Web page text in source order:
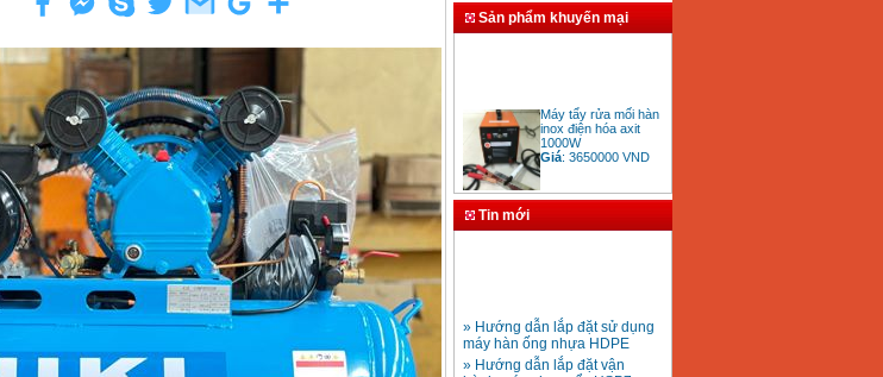
Sản phẩm khuyến mại
inox điện hóa axit
1000W
Giá:3650000
Mũi khoan rút lõi bê
tông D20-D350
Giá:330000VND
Tin mới
máy hàn ống nhựa HDPE
» Hướng dẫn lắp đặt vận
hành máy phun vẩy HSP7